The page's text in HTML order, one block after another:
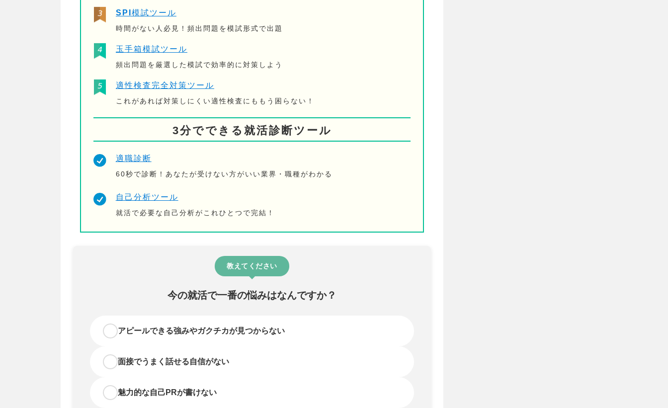
SPI模試ツール
時間がない人必見！頻出問題を模試形式で出題
玉手箱模試ツール
頻出問題を厳選した模試で効率的に対策しよう
適性検査完全対策ツール
これがあれば対策しにくい適性検査にももう困らない！
3分でできる就活診断ツール
適職診断
60秒で診断！あなたが受けない方がいい業界・職種がわかる
自己分析ツール
就活で必要な自己分析がこれひとつで完結！